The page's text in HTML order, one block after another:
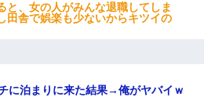
と、女の人がみんな退職してしま
田舎で娯楽も少ないからキツイの
に泊まりに来た結果→俺がヤバイｗ